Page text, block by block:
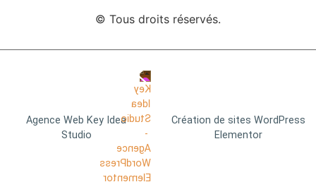
© Tous droits réservés.
Agence Web Key Idea
Studio
Création de sites WordPress
Elementor